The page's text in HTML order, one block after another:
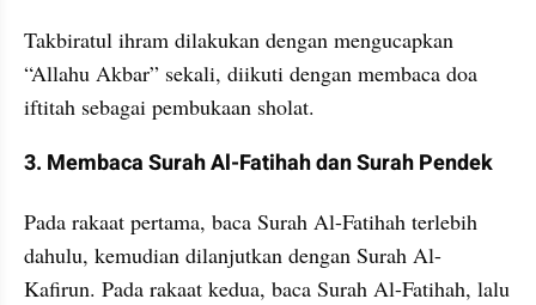
Takbiratul ihram dilakukan dengan mengucapkan
“Allahu Akbar” sekali, diikuti dengan membaca doa
iftitah sebagai pembukaan sholat.
3. Membaca Surah Al-Fatihah dan Surah Pendek
Pada rakaat pertama, baca Surah Al-Fatihah terlebih
dahulu, kemudian dilanjutkan dengan Surah Al-
Kafirun. Pada rakaat kedua, baca Surah Al-Fatihah, lalu